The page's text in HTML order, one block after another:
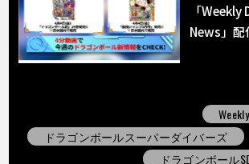
「
News」配
ドラゴンボールスーパーダイバーズ
ドラゴンボール